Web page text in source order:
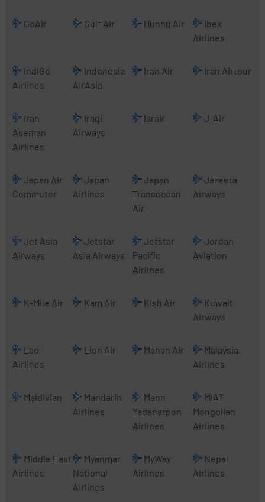
GoAir Gulf Air Hunnu Air
Ibex
Airlines
IndiGo
Airlines
Indonesia
AirAsia
Iran Air Iran Airtour
Iran
Aseman
Airlines
Iraqi
Airways
Israir J-Air
Japan Air
Commuter
Japan
Airlines
Japan
Transocean
Air
Jazeera
Airways
Jet Asia
Airways
Jetstar
Asia Airways
Jetstar
Pacific
Airlines
Jordan
Aviation
K-Mile Air Kam Air Kish Air
Kuwait
Airways
Lao
Airlines
Lion Air Mahan Air
Malaysia
Airlines
Maldivian
Mandarin
Airlines
Mann
Yadanarpon
Airlines
MIAT
Mongolian
Airlines
Middle East
Airlines
Myanmar
National
Airlines
MyWay
Airlines
Nepal
Airlines